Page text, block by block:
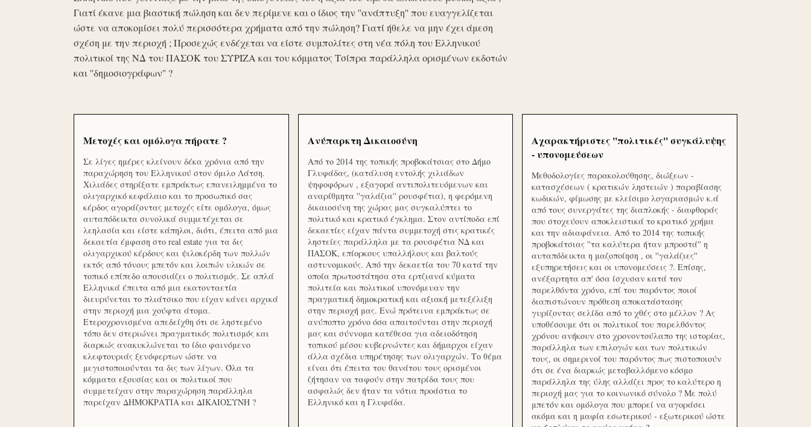
Γιατί έκανε μια βιαστική πώληση και δεν περίμενε και ο ίδιος την ''ανάπτυξη'' που ευαγγελίζεται
ώστε να αποκομίσει πολύ περισσότερα χρήματα από την πώληση? Γιατί ήθελε να μην έχει άμεση
σχέση με την περιοχή ; Προσεχώς ενδέχεται να είστε συμπολίτες στη νέα πόλη του Ελληνικού
πολιτικοί της ΝΔ του ΠΑΣΟΚ του ΣΥΡΙΖΑ και του κόμματος Τσίπρα παράλληλα ορισμένων εκδοτών
και ''δημοσιογράφων'' ?
Μετοχές και ομόλογα πήρατε ?
Σε λίγες ημέρες κλείνουν δέκα χρόνια από την
παραχώρηση του Ελληνικού στον όμιλο Λάτση.
Χιλιάδες στηρίξατε εμπράκτως επανειλημμένα το
ολιγαρχικό κεφάλαιο και το προσωπικό σας
κέρδος αγοράζοντας μετοχές είτε ομόλογα, όμως
αυταπόδεικτα συνολικά συμμετέχεται σε
λεηλασία και είστε κάπηλοι, διότι, έπειτα από μια
δεκαετία έμφαση στο real estate για τα δις
ολιγαρχικού κέρδους και ψιλοκέρδη των πολλών
εκτός από τόνους μπετόν και λοιπών υλικών σε
τοπικό επίπεδο απουσιάζει ο πολιτισμός. Σε απλά
Ελληνικά έπειτα από μια εκατονταετία
διευρύνεται το πλιάτσικο που είχαν κάνει αρχικά
στην περιοχή μια χούφτα άτομα.
Ετεροχρονισμένα απεδείχθη ότι σε ληστεμένο
τόπο δεν στεριώνει πραγματικός πολιτισμός και
διαρκώς ανακυκλώνεται το ίδιο φαινόμενο
κλεφτουριάς ξενόφερτων ώστε να
μεγιστοποιούνται τα δις των λίγων. Όλα τα
κόμματα εξουσίας και οι πολιτικοί που
συμμετείχαν στην παραχώρηση παράλληλα
παρείχαν ΔΗΜΟΚΡΑΤΙΑ και ΔΙΚΑΙΟΣΥΝΗ ?
Ανύπαρκτη Δικαιοσύνη
Από το 2014 της τοπικής προβοκάτσιας στο Δήμο
Γλυφάδας, (κατάλυση εντολής χιλιάδων
ψηφοφόρων , εξαγορά αντιπολιτευόμενων και
αναρίθμητα ''γαλάζια'' ρουσφέτια), η φερόμενη
δικαιοσύνη της χώρας μας συγκαλύπτει το
πολιτικό και κρατικό έγκλημα. Στον αντίποδα επί
δεκαετίες είχαν πάντα συμμετοχή στις κρατικές
ληστείες παράλληλα με τα ρουσφέτια ΝΔ και
ΠΑΣΟΚ, επίορκους υπαλλήλους και βαλτούς
αστυνομικούς. Από την δεκαετία του 70 κατά την
οποία πρωτοστάτησα στα ερτζιανά κύματα
πολιτεία και πολιτικοί υπονόμευαν την
πραγματική δημοκρατική και αξιακή μετεξέλιξη
στην περιοχή μας. Ενώ πρότεινα εμπράκτως σε
ανύποπτο χρόνο όσα απαιτούνται στην περιοχή
μας και σύννομα κατέθεσα για αδειοδότηση
τοπικού μέσου κυβερνώντες και δήμαρχοι είχαν
άλλα σχέδια υπηρέτησης των ολιγαρχών. Το θέμα
είναι ότι έπειτα του θανάτου τους ορισμένοι
ζήτησαν να ταφούν στην πατρίδα τους που
ασφαλώς δεν ήταν τα νότια προάστια το
Ελληνικό και η Γλυφάδα.
Αχαρακτήριστες ''πολιτικές'' συγκάλυψης
- υπονομεύσεων
Μεθοδολογίες παρακολούθησης, διώξεων -
κατασχέσεων ( κρατικών ληστειών ) παραβίασης
κωδικών, φίμωσης με κλείσιμο λογαριασμών κ.ά
από τους συνεργάτες της διαπλοκής - διαφθοράς
που στοχεύουν αποκλειστικά το κρατικό χρήμα
και την αδιαφάνεια. Από το 2014 της τοπικής
προβοκάτσιας ''τα καλύτερα ήταν μπροστά'' η
αυταπόδεικτα η μαζοποίηση , οι ''γαλάζιες''
εξυπηρετήσεις και οι υπονομεύσεις ?. Επίσης,
ανέξαρτητα απ' όσα ίσχυσαν κατά τον
παρελθόντα χρόνο, επί του παρόντος ποιοί
διαπιστώνουν πρόθεση αποκατάστασης
γυρίζοντας σελίδα από το χθές στο μέλλον ? Ας
υποθέσουμε ότι οι πολιτικοί του παρελθόντος
χρόνου ανήκουν στο χρονοντούλαπο της ιστορίας,
παράλληλα των επιλογών και των πολιτικών
τους, οι σημερινοί του παρόντος πως πιστοποιούν
ότι σε ένα διαρκώς μεταβαλλόμενο κόσμο
παράλληλα της ύλης αλλάζει προς το καλύτερο η
περιοχή μας για το κοινωνικό σύνολο ? Με πολύ
μπετόν και ομόλογα που μπορεί να αγοράσει
ακόμα και η μαφία εσωτερικού - εξωτερικού ώστε